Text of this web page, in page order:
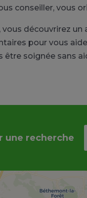
conseiller, vous
vous découvrirez
pour vous
être soignée sans
une recherche